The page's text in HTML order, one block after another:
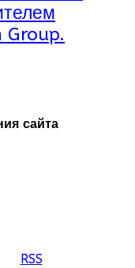
занятий: с 8:00
12:00.
Group.
сайта
RSS